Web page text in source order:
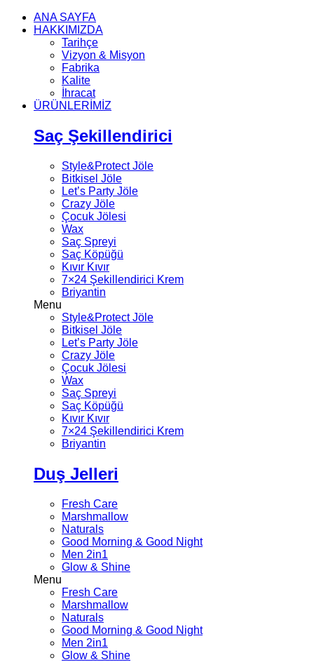
ANA SAYFA
HAKKIMIZDA
Tarihçe
Vizyon & Misyon
Fabrika
Kalite
İhracat
ÜRÜNLERİMİZ
Saç Şekillendirici
Style&Protect Jöle
Bitkisel Jöle
Let’s Party Jöle
Crazy Jöle
Çocuk Jölesi
Wax
Saç Spreyi
Saç Köpüğü
Kıvır Kıvır
7×24 Şekillendirici Krem
Briyantin
Menu
Style&Protect Jöle
Bitkisel Jöle
Let’s Party Jöle
Crazy Jöle
Çocuk Jölesi
Wax
Saç Spreyi
Saç Köpüğü
Kıvır Kıvır
7×24 Şekillendirici Krem
Briyantin
Duş Jelleri
Fresh Care
Marshmallow
Naturals
Good Morning & Good Night
Men 2in1
Glow & Shine
Menu
Fresh Care
Marshmallow
Naturals
Good Morning & Good Night
Men 2in1
Glow & Shine